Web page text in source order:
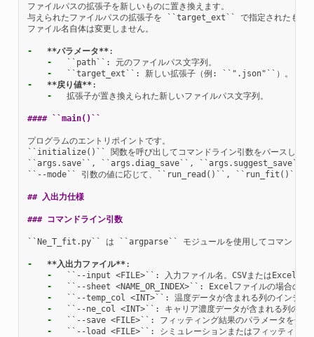
ファイルパスの拡張子を新しいものに置き換えます。
与えられたファイルパスの拡張子を ``target_ext`` で指定されたものに
ファイル名自体は変更しません。
- **パラメータ**
-
-
-
**戻り値**
-
  拡張子が置き換えられた新しいファイルパス文字列。
#### ``main()``
プログラムのエントリポイントです。
``initialize()`` 関数を呼び出してコマンドライン引数をパースします
``args.save``, ``args.diag_save``, ``args.suggest_save`` が指定
``--mode`` 引数の値に応じて、``run_read()``, ``run_fit()``,
## 入出力仕様
### コマンドライン引数
``Ne_T_fit.py`` は ``argparse`` モジュールを使用してコマンドライ
- **入出力ファイル**
-
-
-
-
-
-
``--load <FILE>``: シミュレーションまたはフィッティン